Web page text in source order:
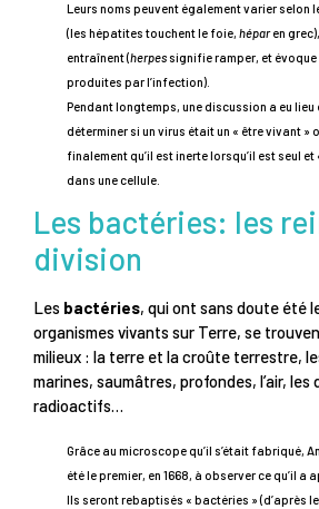
Leurs noms peuvent également varier selon
(les hépatites touchent le foie, héparen
entraînent (herpes signifie ramper, et
produites par l’infection).
Pendant longtemps, une discussion a eu
déterminer si un virus était un « être vivant »
finalement qu’il est inerte lorsqu’il est seul
dans une cellule.
Les bactéries: les
division
Les bactéries, qui ont sans doute été
organismes vivants sur Terre, se
milieux : la terre et la croûte terrestre,
marines, saumâtres, profondes, l’air, les
radioactifs…
Grâce au microscope qu’il s’était fabriqué,
été le premier, en 1668, à observer ce qu’il a
Ils seront rebaptisés « bactéries » (d’après